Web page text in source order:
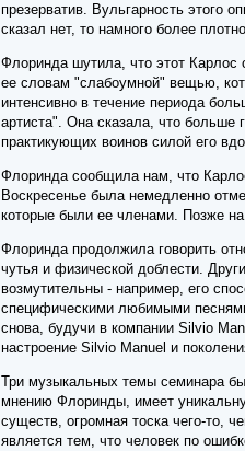
презерватив. Вульгарность этого
сказал нет, то намного более
Флоринда шутила, что этот
ее словам "слабоумной" вещью,
интенсивно в течение периода
артиста". Она сказала, что больше
практикующих воинов силой его
Флоринда сообщила нам, что
Воскресенье была немедленно
которые были ее членами. Позже
Флоринда продолжила говорить
чутья и физической доблести.
возмутительны - например, его
специфическими любимыми
снова, будучи в компании Silvio
настроение Silvio Manuel и
Три музыкальных темы семинара
мнению Флоринды, имеет
существ, огромная тоска чего-то,
является тем, что человек по